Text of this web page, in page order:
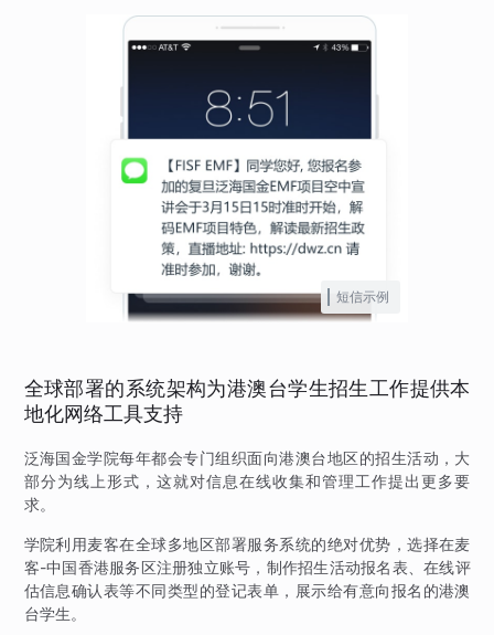
短信示例
全球部署的系统架构为港澳台学生招生工作提供本
地化网络工具支持
泛海国金学院每年都会专门组织面向港澳台地区的招生活动，大
部分为线上形式，这就对信息在线收集和管理工作提出更多要
求。
学院利用麦客在全球多地区部署服务系统的绝对优势，选择在麦
客-中国香港服务区注册独立账号，制作招生活动报名表、在线评
估信息确认表等不同类型的登记表单，展示给有意向报名的港澳
台学生。